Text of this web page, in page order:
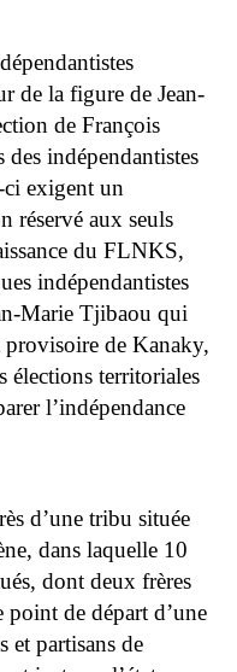
de la figure de Jean-
de François
indépendantistes
ci exigent un
réservé aux seuls
du FLNKS,
indépendantistes
Marie Tjibaou qui
de Kanaky,
élections territoriales
l’indépendance
d’une tribu située
dans laquelle 10
dont deux frères
point de départ d’une
et partisans de